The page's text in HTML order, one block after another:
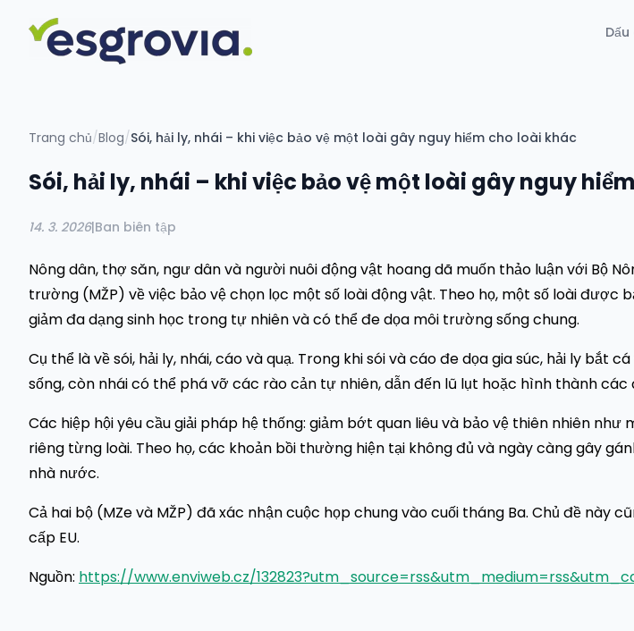
Trang chủ/Blog/Sói, hải ly, nhái – khi việc bảo vệ một loài gây nguy hiểm cho loài khác
Sói, hải ly, nhái – khi việc bảo vệ một loài gây nguy
14. 3. 2026|Ban biên tập
Nông dân, thợ săn, ngư dân và người nuôi động vật hoang dã muốn thảo luận với Bộ
trường (MŽP) về việc bảo vệ chọn lọc một số loài động vật. Theo họ, một số loài được
giảm đa dạng sinh học trong tự nhiên và có thể đe dọa môi trường sống chung.
Cụ thể là về sói, hải ly, nhái, cáo và quạ. Trong khi sói và cáo đe dọa gia súc, hải ly bắt
sống, còn nhái có thể phá vỡ các rào cản tự nhiên, dẫn đến lũ lụt hoặc hình thành các
Các hiệp hội yêu cầu giải pháp hệ thống: giảm bớt quan liêu và bảo vệ thiên nhiên như
riêng từng loài. Theo họ, các khoản bồi thường hiện tại không đủ và ngày càng gây
nhà nước.
Cả hai bộ (MZe và MŽP) đã xác nhận cuộc họp chung vào cuối tháng Ba. Chủ đề này
cấp EU.
Nguồn: https://www.enviweb.cz/